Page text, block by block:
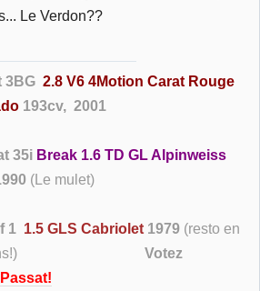
Le Verdon??
3BG 2.8 V6 4Motion Carat Rouge
193cv, 2001
35i Break 1.6 TD GL Alpinweiss
(Le mulet)
1 1.5 GLS Cabriolet 1979 (resto en
Votez